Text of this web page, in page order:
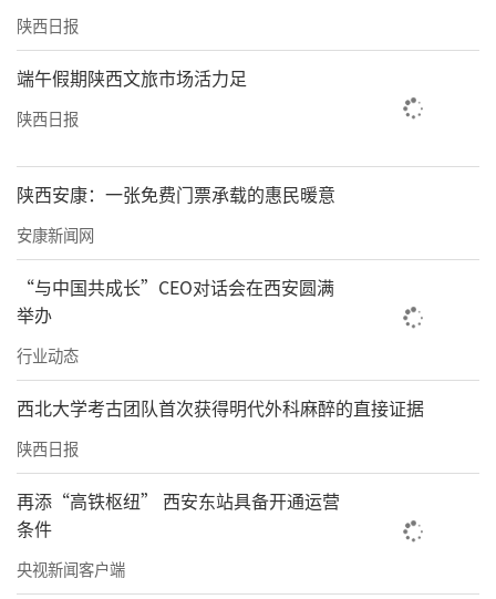
陕西日报
端午假期陕西文旅市场活力足
陕西日报
陕西安康：一张免费门票承载的惠民暖意
安康新闻网
“与中国共成长”CEO对话会在西安圆满
举办
行业动态
西北大学考古团队首次获得明代外科麻醉的直接证据
陕西日报
再添“高铁枢纽” 西安东站具备开通运营
条件
央视新闻客户端